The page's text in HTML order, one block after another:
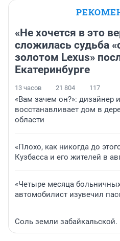
«Не хочется в это
сложилась судьба
золотом Lexus»
Екатеринбурге
13 часов 21 804 117
«Вам зачем он?»: дизайнер
восстанавливает дом в
области
«Плохо, как никогда до
Кузбасса и его жителей в
«Четыре месяца
автомобилист изувечил
Соль земли